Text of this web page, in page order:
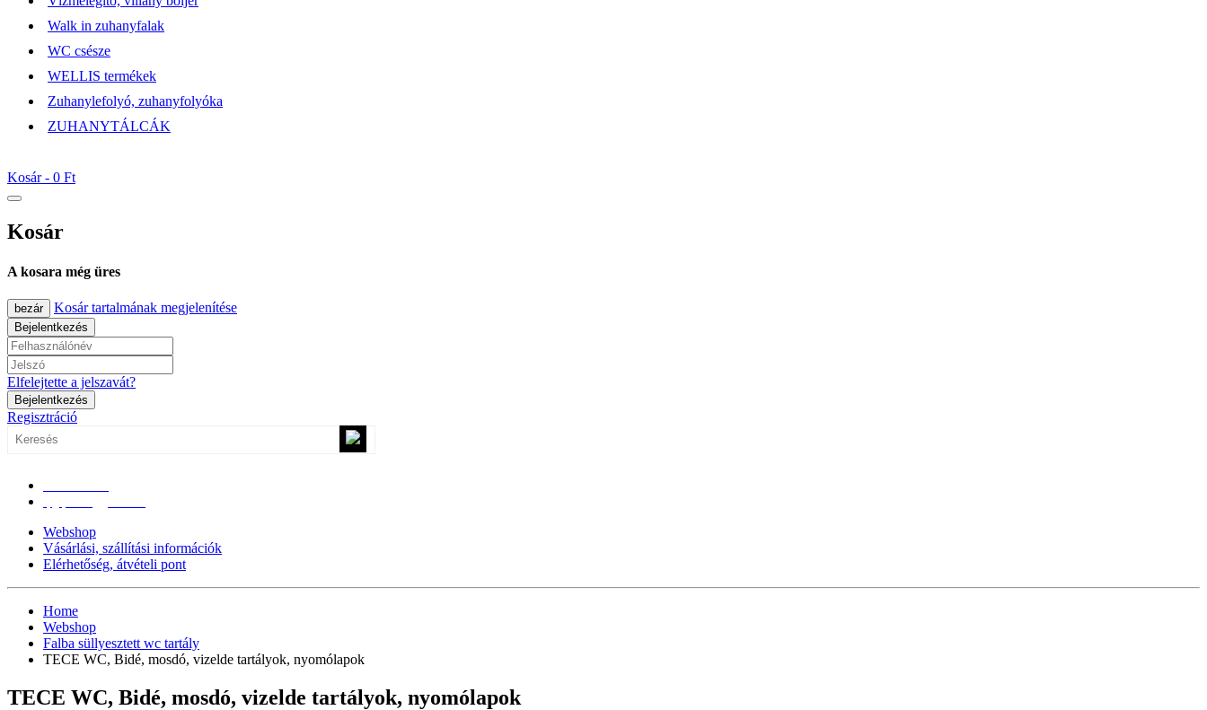
Walk in zuhanyfalak
WC csésze
WELLIS termékek
Zuhanylefolyó, zuhanyfolyóka
ZUHANYTÁLCÁK
Kosár - 0 Ft
Kosár
A kosara még üres
bezár Kosár tartalmának megjelenítése
Bejelentkezés
Elfelejtette a jelszavát?
Bejelentkezés
Regisztráció
Webshop
Vásárlási, szállítási információk
Elérhetőség, átvételi pont
Home
Webshop
Falba süllyesztett wc tartály
TECE WC, Bidé, mosdó, vizelde tartályok, nyomólapok
TECE WC, Bidé, mosdó, vizelde tartályok, nyomólapok